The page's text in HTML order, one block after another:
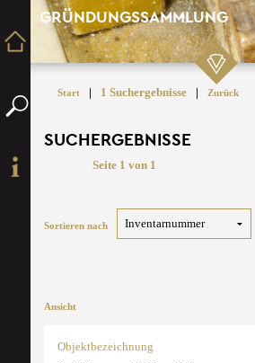
GRÜNDUNGSSAMMLUNG
Start | 1 Suchergebnisse | Zurück
SUCHERGEBNISSE
Seite 1 von 1
Sortieren nach
Ansicht
Objektbezeichnung